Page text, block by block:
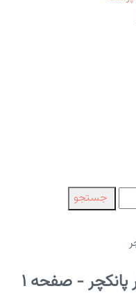
جستجو
- صفحه 1